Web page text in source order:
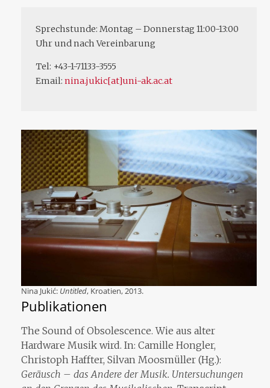
Sprechstunde: Montag – Donnerstag 11:00-13:00
Uhr und nach Vereinbarung
Tel: +43-1-71133-3555
Email:nina.jukic[at]uni-ak.ac.at
Nina Jukić: Untitled, Kroatien, 2013.
Publikationen
The Sound of Obsolescence. Wie aus alter
Hardware Musik wird. In: Camille Hongler,
Christoph Haffter, Silvan Moosmüller (Hg.):
Geräusch – das Andere der Musik. Untersuchungen